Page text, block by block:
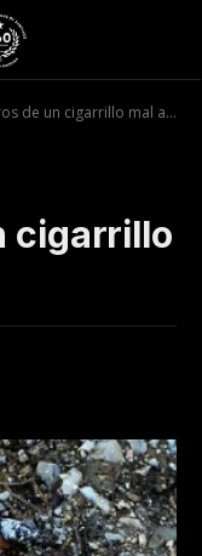
de un cigarrillo mal apagado
cigarrillo